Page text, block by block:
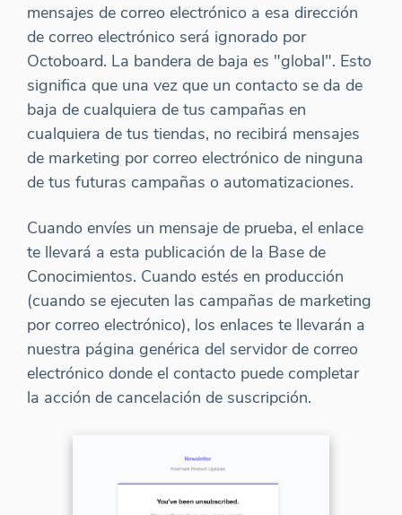
mensajes de correo electrónico a esa dirección
de correo electrónico será ignorado por
Octoboard. La bandera de baja es "global". Esto
significa que una vez que un contacto se da de
baja de cualquiera de tus campañas en
cualquiera de tus tiendas, no recibirá mensajes
de marketing por correo electrónico de ninguna
de tus futuras campañas o automatizaciones.
Cuando envíes un mensaje de prueba, el enlace
te llevará a esta publicación de la Base de
Conocimientos. Cuando estés en producción
(cuando se ejecuten las campañas de marketing
por correo electrónico), los enlaces te llevarán a
nuestra página genérica del servidor de correo
electrónico donde el contacto puede completar
la acción de cancelación de suscripción.